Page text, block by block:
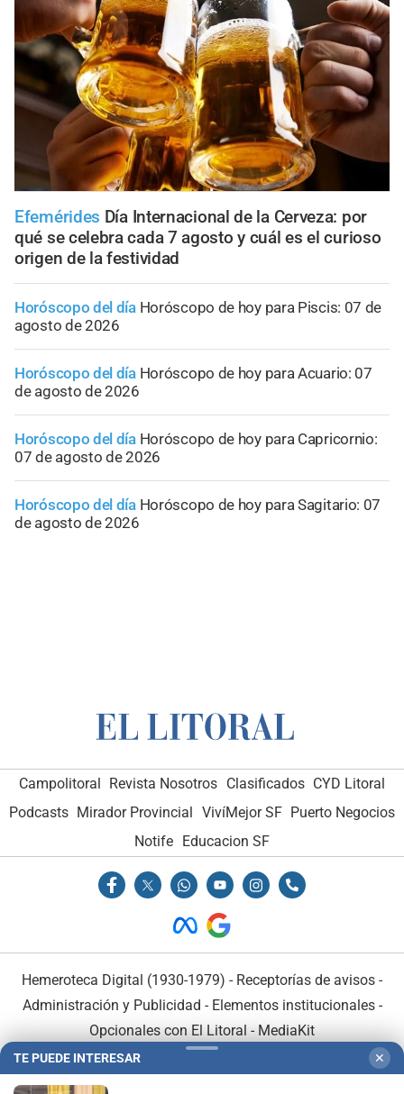
Efemérides Día Internacional de la Cerveza: por
qué se celebra cada 7 agosto y cuál es el curioso
origen de la festividad
Horóscopo del día Horóscopo de hoy para Piscis: 07 de
agosto de 2026
Horóscopo del día Horóscopo de hoy para Acuario: 07
de agosto de 2026
Horóscopo del día Horóscopo de hoy para Capricornio:
07 de agosto de 2026
Horóscopo del día Horóscopo de hoy para Sagitario: 07
de agosto de 2026
Campolitoral Revista Nosotros Clasificados CYD Litoral
Podcasts Mirador Provincial VivíMejor SF Puerto Negocios
Notife Educacion SF
Hemeroteca Digital (1930-1979) - Receptorías de avisos -
Administración y Publicidad - Elementos institucionales-
Opcionales con El Litoral - MediaKit
TE PUEDE INTERESAR ✕